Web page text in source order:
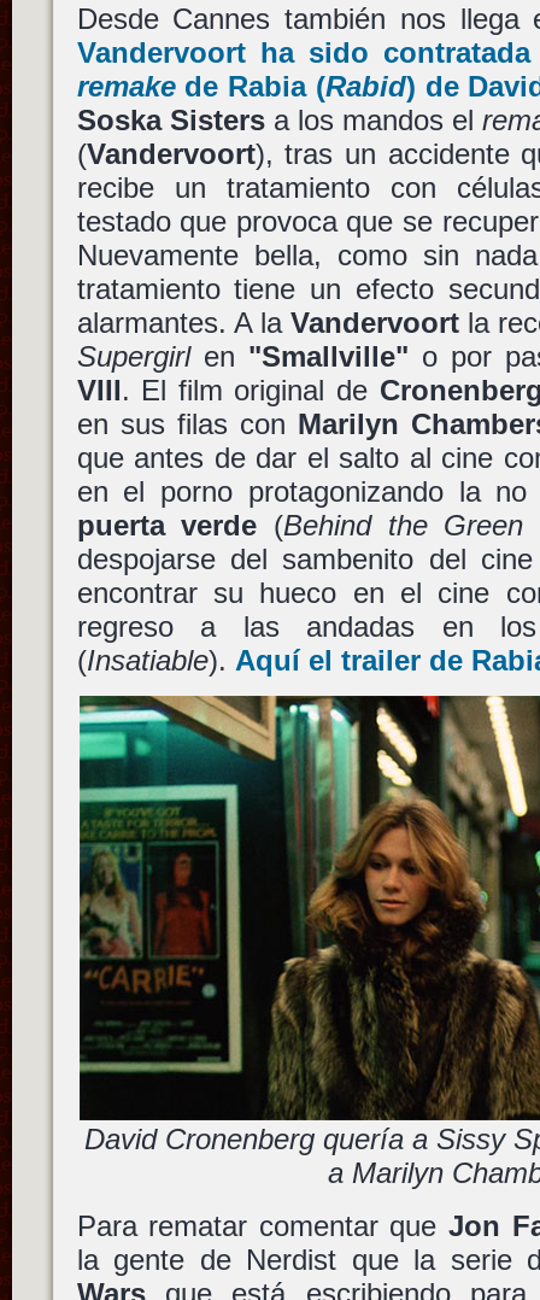
Desde Cannes también nos
Vandervoortha sido contratada
remakede Rabia(Rabid) de
Soska Sistersa los mandos el
(Vandervoort), tras un accidente
recibe un tratamiento con
testado que provoca que se
Nuevamente bella, como sin
tratamiento tiene un efecto
alarmantes. A la Vandervoortla
Supergirlen "Smallville" o por
VIII. El film original de
en sus filas con Marilyn
que antes de dar el salto al cine
en el porno protagonizando la
puerta verde (Behind the Green
despojarse del sambenito del
encontrar su hueco en el cine
regreso a las andadas en
(Insatiable). Aquí el trailer de
David Cronenberg quería a Sissy
a Marilyn
Para rematar comentar queJon
la gente de Nerdist que la serie
Warsque está escribiendo